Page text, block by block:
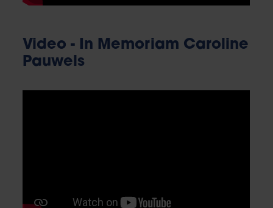
Video - In Memoriam Caroline
Pauwels